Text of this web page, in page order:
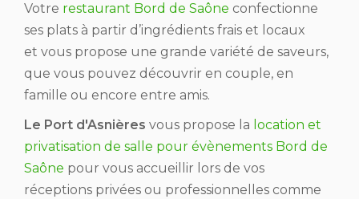
Votre restaurant Bord de Saône confectionne
ses plats à partir d’ingrédients frais et locaux
et vous propose une grande variété de saveurs,
que vous pouvez découvrir en couple, en
famille ou encore entre amis.
Le Port d'Asnières vous propose la location et
privatisation de salle pour évènements Bord de
Saône pour vous accueillir lors de vos
réceptions privées ou professionnelles comme